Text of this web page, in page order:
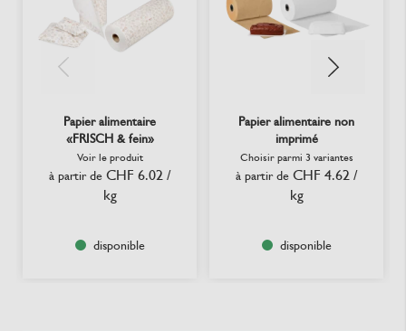
Papier alimentaire
«FRISCH & fein»
Voir le produit
à partir de CHF 6.02 /
kg
disponible
Papier alimentaire non
imprimé
Choisir parmi 3 variantes
à partir de CHF 4.62 /
kg
disponible